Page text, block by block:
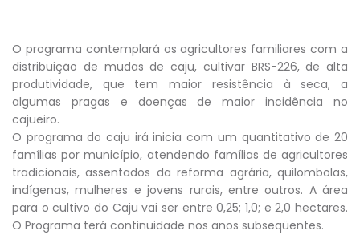
O programa contemplará os agricultores familiares com a
distribuição de mudas de caju, cultivar BRS-226, de alta
produtividade, que tem maior resistência à seca, a
algumas pragas e doenças de maior incidência no
cajueiro.
O programa do caju irá inicia com um quantitativo de 20
famílias por município, atendendo famílias de agricultores
tradicionais, assentados da reforma agrária, quilombolas,
indígenas, mulheres e jovens rurais, entre outros. A área
para o cultivo do Caju vai ser entre 0,25; 1,0; e 2,0 hectares.
O Programa terá continuidade nos anos subseqüentes.